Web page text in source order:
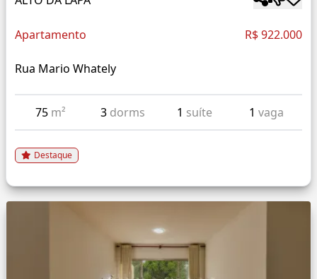
Apartamento R$ 922.000
Rua Mario Whately
75 m² 3 dorms 1 suíte 1 vaga
Destaque